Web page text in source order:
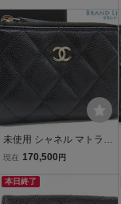
ン 三つ折り財布 コンパク
ト財布 ブラック
未使用 シャネル マトラッ
セ ココマーク キャビアス
ウォレット 三つ折り財布
ブラック AP3177
現在 170,500 円
本日終了